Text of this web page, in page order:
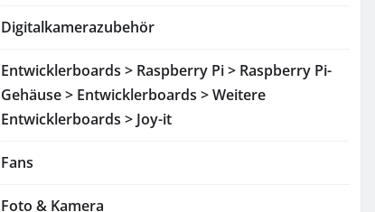
Digitalkamerazubehör
Entwicklerboards > Raspberry Pi > Raspberry Pi-
Gehäuse > Entwicklerboards > Weitere
Entwicklerboards > Joy-it
Fans
Foto & Kamera